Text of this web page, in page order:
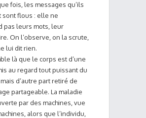
fois, les messages qu’ils
sont flous : elle ne
pas leurs mots, leur
On l’observe, on la scrute,
lui dit rien.
là que le corps est d’une
au regard tout puissant du
d’autre part retiré de
partageable. La maladie
par des machines, vue
alors que l’individu,